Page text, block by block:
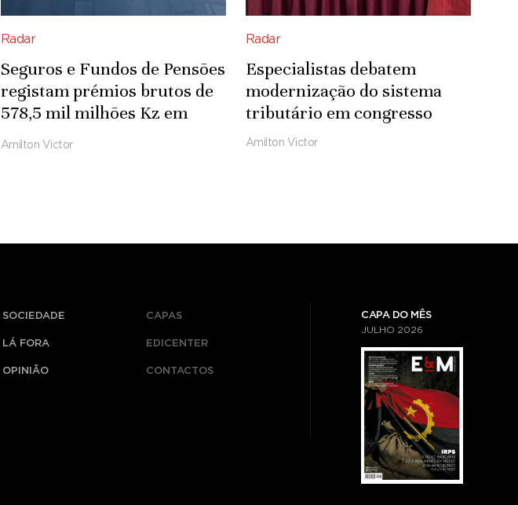
Radar
Seguros e Fundos de Pensões
registam prémios brutos de
578,5 mil milhões Kz em
2025
Amilton Victor
Radar
Especialistas debatem
modernização do sistema
tributário em congresso
Amilton Victor
SOCIEDADE
LÁ FORA
OPINIÃO
CAPAS
EDICENTER
CONTACTOS
CAPA DO MÊS
JULHO 2026